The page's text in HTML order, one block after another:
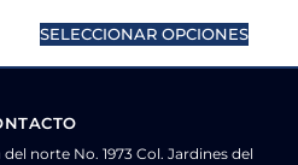
SELECCIONAR OPCIONES
norte No. 1973 Col. Jardines del